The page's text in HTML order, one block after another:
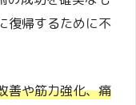
復帰するために不
善や筋力強化、痛